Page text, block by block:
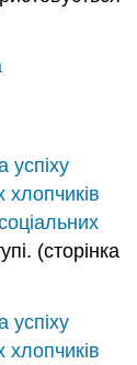
успіху
(сторінка
успіху